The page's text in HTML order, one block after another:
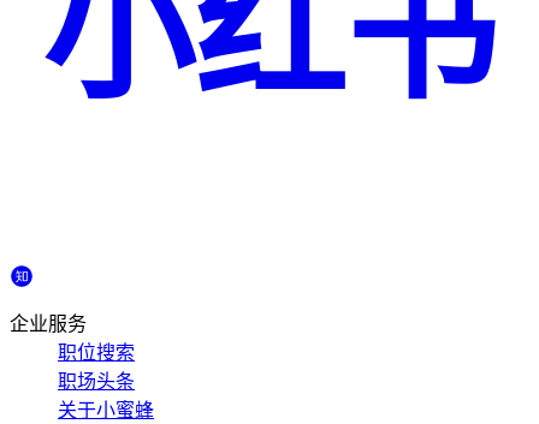
小红书
企业服务
职位搜索
职场头条
关于小蜜蜂